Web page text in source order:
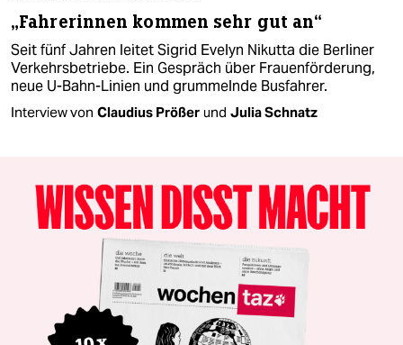
„Fahrerinnen kommen sehr gut an“
Seit fünf Jahren leitet Sigrid Evelyn Nikutta die Berliner
Verkehrsbetriebe. Ein Gespräch über Frauenförderung,
neue U-Bahn-Linien und grummelnde Busfahrer.
Interview von Claudius Prößer und Julia Schnatz